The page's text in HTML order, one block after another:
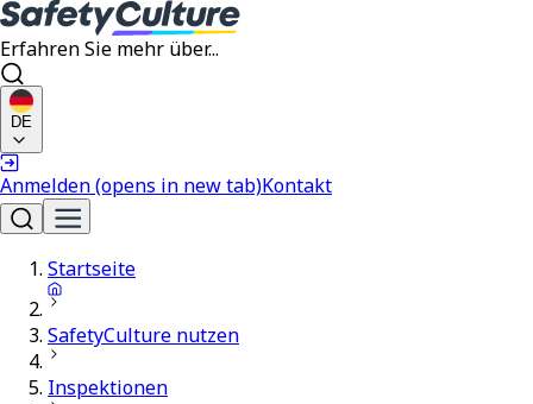
Erfahren Sie mehr über...
DE
Anmelden(opens in new tab)Kontakt
Startseite
SafetyCulture nutzen
Inspektionen